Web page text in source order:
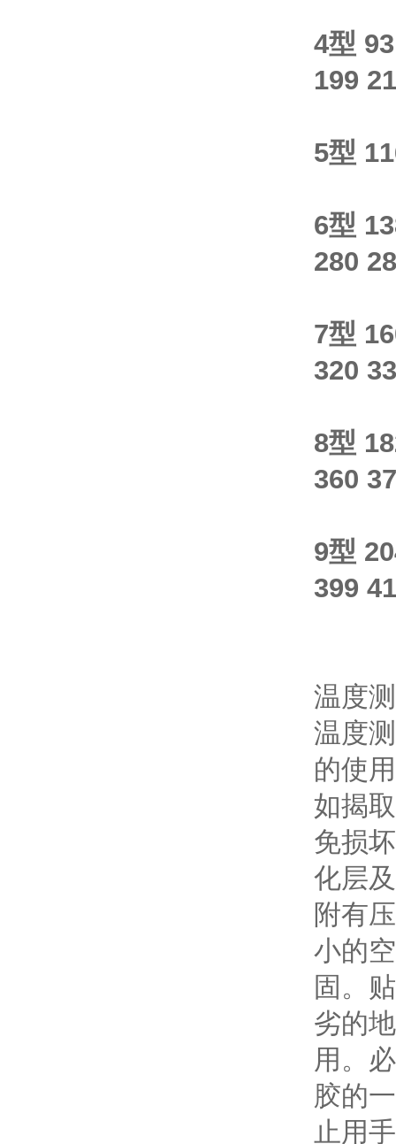
4型
199
5型
6型
280
7型
320
8型
360
9型
399
温度
温度
的使
如揭
免损
化层
附有
小的
固。
劣的
用。
胶的
止用